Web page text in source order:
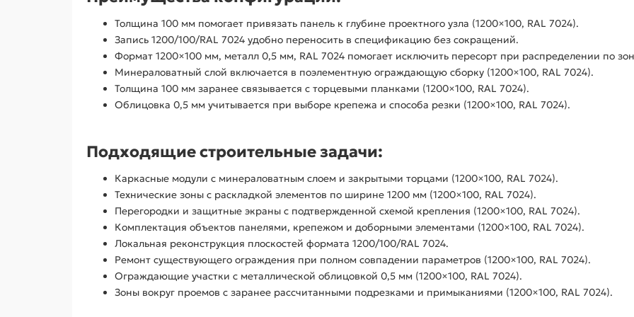
Толщина 100 мм помогает привязать панель к глубине проектного узла (1200×100, RAL 7024).
Запись 1200/100/RAL 7024 удобно переносить в спецификацию без сокращений.
Формат 1200×100 мм, металл 0,5 мм, RAL 7024 помогает исключить пересорт при распределении по
Минераловатный слой включается в поэлементную ограждающую сборку (1200×100, RAL 7024).
Толщина 100 мм заранее связывается с торцевыми планками (1200×100, RAL 7024).
Облицовка 0,5 мм учитывается при выборе крепежа и способа резки (1200×100, RAL 7024).
Подходящие строительные задачи:
Каркасные модули с минераловатным слоем и закрытыми торцами (1200×100, RAL 7024).
Технические зоны с раскладкой элементов по ширине 1200 мм (1200×100, RAL 7024).
Перегородки и защитные экраны с подтвержденной схемой крепления (1200×100, RAL 7024).
Комплектация объектов панелями, крепежом и доборными элементами (1200×100, RAL 7024).
Локальная реконструкция плоскостей формата 1200/100/RAL 7024.
Ремонт существующего ограждения при полном совпадении параметров (1200×100, RAL 7024).
Ограждающие участки с металлической облицовкой 0,5 мм (1200×100, RAL 7024).
Зоны вокруг проемов с заранее рассчитанными подрезками и примыканиями (1200×100, RAL 7024).